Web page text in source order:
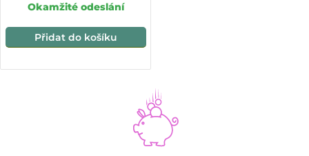
Okamžité odeslání
Přidat do košíku